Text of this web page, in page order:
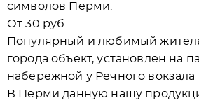
символов Перми.
От 30 руб
Популярный и любимый
города объект, установлен на
набережной у Речного вокзала
В Перми данную нашу